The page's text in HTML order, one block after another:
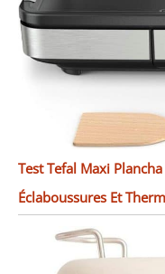
Test Tefal Maxi
Éclaboussures Et